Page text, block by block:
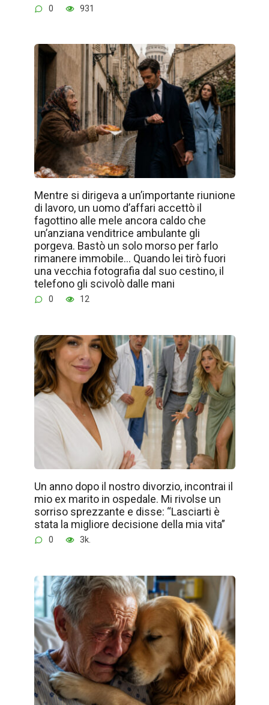
0 931
Mentre si dirigeva a un’importante riunione
di lavoro, un uomo d’affari accettò il
fagottino alle mele ancora caldo che
un’anziana venditrice ambulante gli
porgeva. Bastò un solo morso per farlo
rimanere immobile… Quando lei tirò fuori
una vecchia fotografia dal suo cestino, il
telefono gli scivolò dalle mani
0 12
Un anno dopo il nostro divorzio, incontrai il
mio ex marito in ospedale. Mi rivolse un
sorriso sprezzante e disse: “Lasciarti è
stata la migliore decisione della mia vita”
0 3k.